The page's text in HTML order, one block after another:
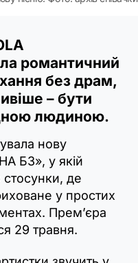
романтичний
без драм,
– бути
людиною.
нову
БЗ», у якій
стосунки, де
у простих
Прем’єра
29 травня.